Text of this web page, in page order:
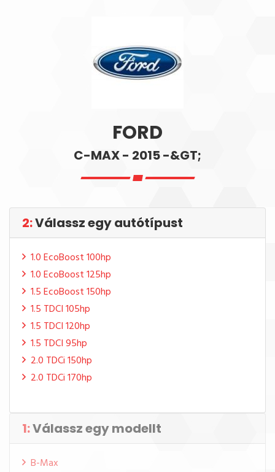
FORD
C-MAX - 2015 -&GT;
1:Válassz egy modellt
B-Max
2:Válassz egy autótípust
1.0 EcoBoost 100hp
1.0 EcoBoost 125hp
1.5 EcoBoost 150hp
1.5 TDCI 105hp
1.5 TDCI 120hp
1.5 TDCI 95hp
2.0 TDCi 150hp
2.0 TDCi 170hp